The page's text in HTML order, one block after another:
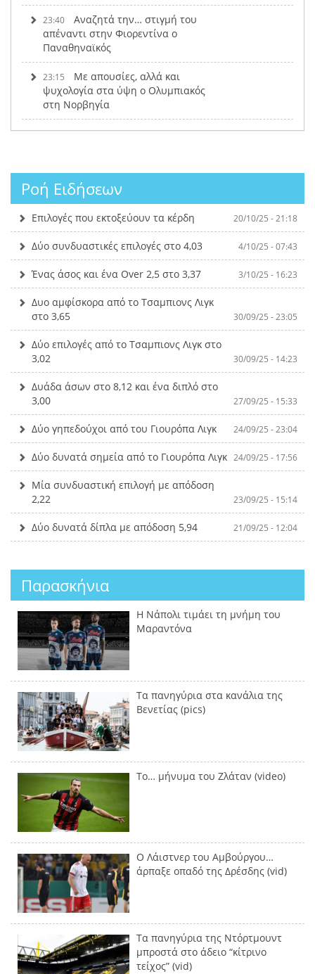
23:40
Αναζητά την… στιγμή του
απέναντι στην Φιορεντίνα ο
Παναθηναϊκός
23:15
Με απουσίες, αλλά και
ψυχολογία στα ύψη ο Ολυμπιακός
στη Νορβηγία
Ροή Ειδήσεων
Επιλογές που εκτοξεύουν τα κέρδη 20/10/25 - 21:18
Δύο συνδυαστικές επιλογές στο 4,03 4/10/25 - 07:43
Ένας άσος και ένα Over 2,5 στο 3,37 3/10/25 - 16:23
Δυο αμφίσκορα από το Τσαμπιονς Λιγκ
στο 3,65
30/09/25 - 23:05
Δύο επιλογές από το Τσαμπιονς Λιγκ στο
3,02
30/09/25 - 14:23
Δυάδα άσων στο 8,12 και ένα διπλό στο
3,00
27/09/25 - 15:33
Δύο γηπεδούχοι από του Γιουρόπα Λιγκ 24/09/25 - 23:04
Δύο δυνατά σημεία από το Γιουρόπα Λιγκ 24/09/25 - 17:56
Μία συνδυαστική επιλογή με απόδοση
2,22
23/09/25 - 15:14
Δύο δυνατά δίπλα με απόδοση 5,94 21/09/25 - 12:04
Παρασκήνια
Η Νάπολι τιμάει τη μνήμη του
Μαραντόνα
Τα πανηγύρια στα κανάλια της
Βενετίας (pics)
Το… μήνυμα του Ζλάταν (video)
Ο Λάιστνερ του Αμβούργου…
άρπαξε οπαδό της Δρέσδης (vid)
Τα πανηγύρια της Ντόρτμουντ
μπροστά στο άδειο “κίτρινο
τείχος” (vid)